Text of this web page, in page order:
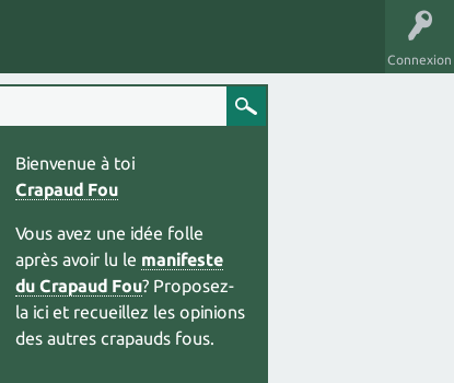
Connexion
Bienvenue à toi
Crapaud Fou
Vous avez une idée folle
après avoir lu le manifeste
du Crapaud Fou? Proposez-
la ici et recueillez les opinions
des autres crapauds fous.